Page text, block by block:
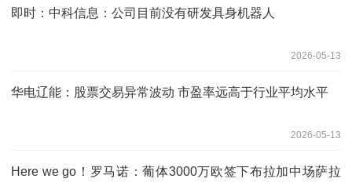
即时：中科信息：公司目前没有研发具身机器人
2026-05-13
华电辽能：股票交易异常波动 市盈率远高于行业平均水平
2026-05-13
Here we go！罗马诺：葡体3000万欧签下布拉加中场萨拉